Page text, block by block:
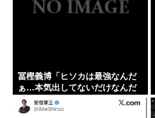
冨樫義博「ヒソカは最強なんだ
ぁ…本気出してないだけなんだ
ぁ…」 こいつのこの情熱なんな
の？